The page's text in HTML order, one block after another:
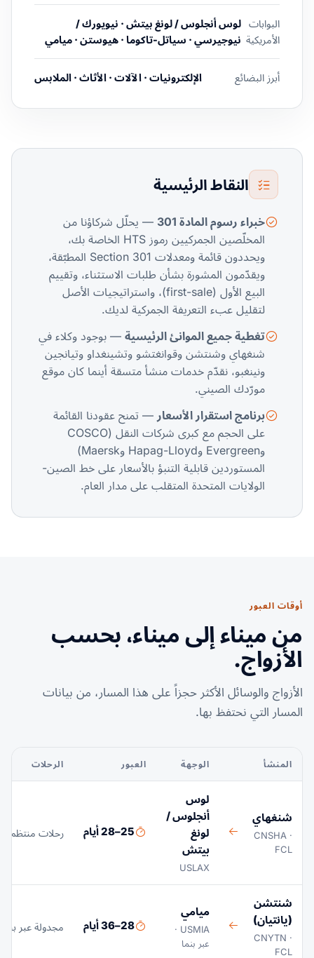
البوابات
الأمريكية
لوس أنجلوس / لونغ بيتش · نيويورك /
نيوجيرسي · سياتل-تاكوما · هيوستن · ميامي
أبرز البضائع الإلكترونيات · الآلات · الأثاث · الملابس
النقاط الرئيسية
خبراء رسوم المادة 301
— يحلّل شركاؤنا من
المخلّصين الجمركيين رموز HTS الخاصة بك،
ويحددون قائمة ومعدلات Section 301 المطبّقة،
ويقدّمون المشورة بشأن طلبات الاستثناء، وتقييم
البيع الأول (first-sale)، واستراتيجيات الأصل
لتقليل عبء التعريفة الجمركية لديك.
تغطية جميع الموانئ الرئيسية — بوجود وكلاء في
شنغهاي وشنتشن وقوانغتشو وتشينغداو وتيانجين
ونينغبو، نقدّم خدمات منشأ متسقة أينما كان موقع
مورّدك الصيني.
برنامج استقرار الأسعار — تمنح عقودنا القائمة
على الحجم مع كبرى شركات النقل (COSCO
وEvergreen وHapag-Lloyd وMaersk)
المستوردين قابلية التنبؤ بالأسعار على خط الصين-
الولايات المتحدة المتقلب على مدار العام.
أوقات العبور
من ميناء إلى ميناء، بحسب
الأزواج.
الأزواج والوسائل الأكثر حجزاً على هذا المسار، من بيانات
المسار التي نحتفظ بها.
المنشأ الوجهة العبور الرحلات
شنغهاي
CNSHA ·
FCL
لوس
أنجلوس /
لونغ
بيتش
USLAX
25–28 أيام رحلات منتظمة
شنتشن
(يانتيان)
CNYTN ·
FCL
ميامي
USMIA ·
عبر بنما
28–36 أيام مجدولة عبر بنما